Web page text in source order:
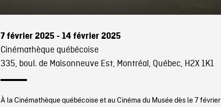
7 février 2025 - 14 février 2025
Cinémathèque québécoise
335, boul. de Maisonneuve Est, Montréal, Québec, H2X 1K1
À la Cinémathèque québécoise et au Cinéma du Musée dès le 7 février